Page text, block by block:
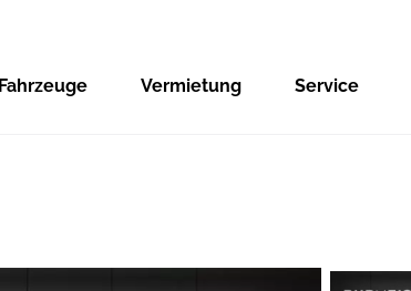
Fahrzeuge Vermietung Service